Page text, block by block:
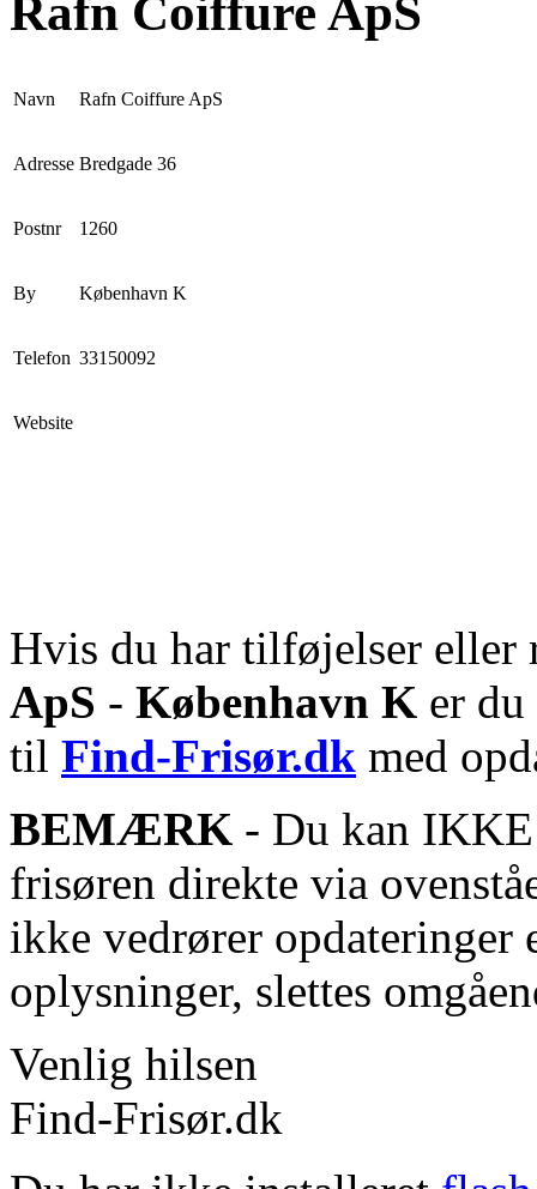
Rafn Coiffure ApS
Navn Rafn Coiffure ApS
Adresse Bredgade 36
Postnr 1260
By København K
Telefon 33150092
Website
Hvis du har tilføjelser eller
ApS - København K er
til Find-Frisør.dk med
BEMÆRK - Du kan IKKE
frisøren direkte via
ikke vedrører opdateringer
oplysninger, slettes
Venlig hilsen
Find-Frisør.dk